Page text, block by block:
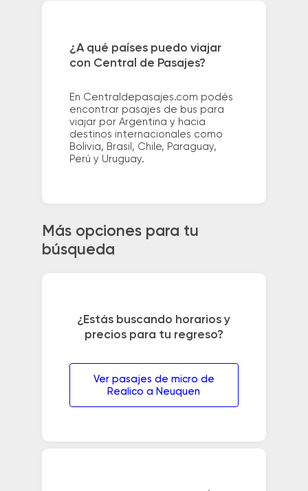
¿A qué países puedo viajar
con Central de Pasajes?
En Centraldepasajes.com podés
encontrar pasajes de bus para
viajar por Argentina y hacia
destinos internacionales como
Bolivia, Brasil, Chile, Paraguay,
Perú y Uruguay.
Más opciones para tu
búsqueda
¿Estás buscando horarios y
precios para tu regreso?
Ver pasajes de micro de
Realico a Neuquen